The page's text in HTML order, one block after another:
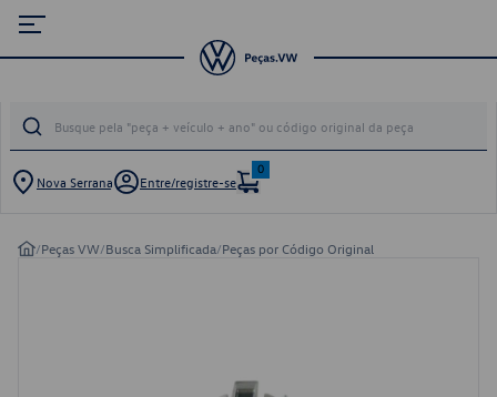
Nova Serrana Entre/registre-se
0
/Peças VW/Busca Simplificada/Peças por Código Original